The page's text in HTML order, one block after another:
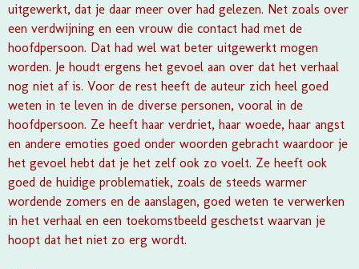
uitgewerkt, dat je daar meer over had gelezen. Net zoals over
een verdwijning en een vrouw die contact had met de
hoofdpersoon. Dat had wel wat beter uitgewerkt mogen
worden. Je houdt ergens het gevoel aan over dat het verhaal
nog niet af is. Voor de rest heeft de auteur zich heel goed
weten in te leven in de diverse personen, vooral in de
hoofdpersoon. Ze heeft haar verdriet, haar woede, haar angst
en andere emoties goed onder woorden gebracht waardoor je
het gevoel hebt dat je het zelf ook zo voelt. Ze heeft ook
goed de huidige problematiek, zoals de steeds warmer
wordende zomers en de aanslagen, goed weten te verwerken
in het verhaal en een toekomstbeeld geschetst waarvan je
hoopt dat het niet zo erg wordt.